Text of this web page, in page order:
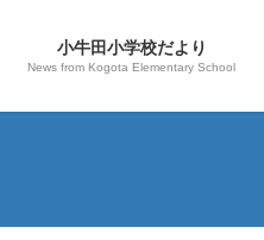
小牛田小学校だより
News from Kogota Elementary School